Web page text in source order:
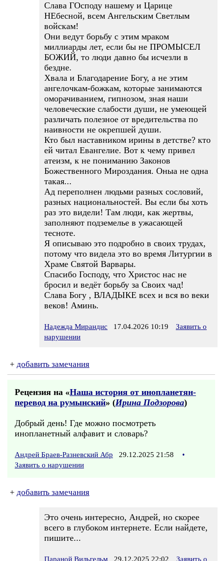
Слава ГОсподу нашему и Царице
НЕбесной, всем Ангельским Светлым
войскам!
Они ведут борьбу с этим мраком
миллиарды лет, если бы не ПРОМЫСЕЛ
БОЖИЙ, то люди давно бы исчезли в
бездне.
Хвала и Благодарение Богу, а не этим
ангелочкам-божкам, которые занимаются
оморачиванием, гипнозом, зная наши
человеческие слабости души, не умеющей
различать полезное от вредительства по
наивности не окрепшей души.
Кто был наставником ирины в детстве? кто
ей читал Евангелие. Вот к чему привел
атеизм, к не пониманию Законов
Божественного Мироздания. Оныа не одна
такая...
Ад переполнен людьми разных сословий,
разных национальностей. Вы если бы хоть
раз это видели! Там люди, как жертвы,
заполняют подземелье в ужасающей
тесноте.
Я описываю это подробно в своих трудах,
потому что видела это во время Литургии в
Храме Святой Варвары.
Спасибо Господу, что Христос нас не
бросил и ведёт борьбу за Своих чад!
Слава Богу , ВЛАДЫКЕ всех и вся во веки
веков! Аминь.
Надежда Мирандис 17.04.2026 10:19
Заявить о
нарушении
+ добавить замечания
Рецензия на «Наша история от инопланетян-
перевод на румынский» (Ирина Подзорова)
Добрый день! Где можно посмотреть
инопланетный алфавит и словарь?
Андрей Браев-Разневский Абр 29.12.2025 21:58
•
Заявить о нарушении
+ добавить замечания
Это очень интересно, Андрей, но скорее
всего в глубоком интернете. Если найдете,
пишите...
Параной Вильгельм 29.12.2025 22:02 Заявить о